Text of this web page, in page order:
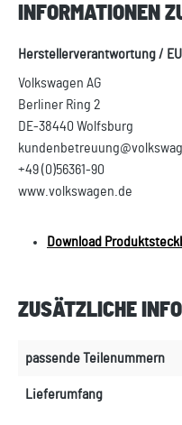
INFORMATIONEN
Herstellerverantwortung /
Volkswagen AG
Berliner Ring 2
DE-38440 Wolfsburg
+49 (0)56361-90
www.volkswagen.de
Download
ZUSÄTZLICHE
passende Teilenummern
Lieferumfang